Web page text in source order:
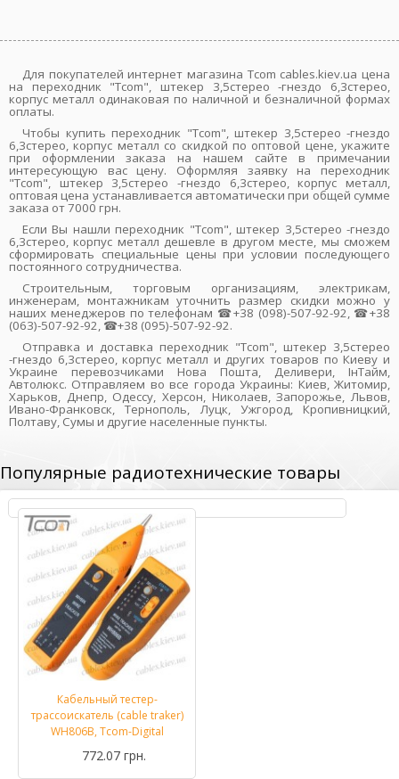
Для покупателей интернет магазина Tcom cables.kiev.ua цена
на переходник "Tcom", штекер 3,5стерео -гнездо 6,3стерео,
корпус металл одинаковая по наличной и безналичной формах
оплаты.
Чтобы купить переходник "Tcom", штекер 3,5стерео -гнездо
6,3стерео, корпус металл со скидкой по оптовой цене, укажите
при оформлении заказа на нашем сайте в примечании
интересующую вас цену. Оформляя заявку на переходник
"Tcom", штекер 3,5стерео -гнездо 6,3стерео, корпус металл,
оптовая цена устанавливается автоматически при общей сумме
заказа от 7000 грн.
Если Вы нашли переходник "Tcom", штекер 3,5стерео -гнездо
6,3стерео, корпус металл дешевле в другом месте, мы сможем
сформировать специальные цены при условии последующего
постоянного сотрудничества.
Строительным, торговым организациям, электрикам,
инженерам, монтажникам уточнить размер скидки можно у
наших менеджеров по телефонам ☎+38 (098)-507-92-92, ☎+38
(063)-507-92-92, ☎+38 (095)-507-92-92.
Отправка и доставка переходник "Tcom", штекер 3,5стерео
-гнездо 6,3стерео, корпус металл и других товаров по Киеву и
Украине перевозчиками Нова Пошта, Деливери, ІнТайм,
Автолюкс. Отправляем во все города Украины: Киев, Житомир,
Харьков, Днепр, Одессу, Херсон, Николаев, Запорожье, Львов,
Ивано-Франковск, Тернополь, Луцк, Ужгород, Кропивницкий,
Полтаву, Сумы и другие населенные пункты.
Популярные радиотехнические товары
Кабельный тестер-
трассоискатель (cable traker)
WH806B, Tcom-Digital
772.07 грн.